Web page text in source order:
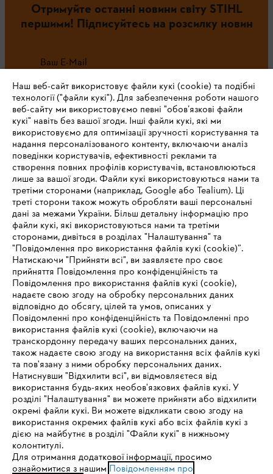
Отримуйте останні новини світу STIHL
першими! Підписуйтесь на розсилку новин
Ваш E-Mail
Зареєструватись зараз
#STIHL
Про компанію STIHL
Запитання та відповіді
Сервіс
Політика конфіденційності Вихідні дані Cookies
IHR BROWSER WIRD NICHT
UNTERSTÜTZT
Sie nutzen einen Browser, den wir noch nicht unterstützen. Für
eine optimale Nutzung unserer Seite empfehlen wir Ihnen, zu
einem der folgenden Browser zu wechseln:
Наш веб-сайт використовує файли кукі (cookie) та подібні
технології ("файли кукі"). Для забезпечення роботи нашого
веб-сайту ми використовуємо певні "обов’язкові файли
кукі" навіть без вашої згоди. Інші файли кукі, які ми
використовуємо для оптимізації зручності користування та
надання персоналізованого контенту, включаючи аналіз
поведінки користувачів, ефективності реклами та
створення повних профілів користувачів, встановлюються
лише за вашої згоди. Файли кукі використовуються нами та
третіми сторонами (наприклад, Google або Tealium). Ці
треті сторони також можуть обробляти ваші персональні
дані за межами України. Більш детальну інформацію про
файли кукі, які використовуються нами та третіми
сторонами, дивіться в розділах "Налаштування" та
"Повідомлення про використання файлів кукі (cookie)”.
Натискаючи "Прийняти всі", ви заявляєте про своє
прийняття Повідомлення про конфіденційність та
Повідомлення про використання файлів кукі (cookie),
надаєте свою згоду на обробку персональних даних
відповідно до обсягу, цілей та умов, описаних у
Повідомленні про конфіденційність та Повідомленні про
використання файлів кукі (cookie), включаючи на
транскордонну передачу ваших персональних даних,
також надаєте свою згоду на використання всіх файлів кукі
та пов'язану з ними обробку персональних даних.
Натиснувши "Відхилити всі", ви відмовляєтеся від
використання будь-яких необов'язкових файлів кукі. У
розділі "Налаштування" ви можете прийняти або відхилити
окремі файли кукі. Ви можете відкликати свою згоду на
використання окремих файлів кукі або всіх файлів кукі з
дією на майбутнє в розділі "Файли кукі" в нижньому
колонтитулі.
Для отримання додаткової інформації, просимо
ознайомитися з нашим Повідомленням про